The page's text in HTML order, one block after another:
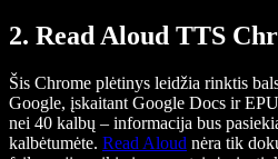
2. Read Aloud TTS
Šis Chrome plėtinys leidžia rinktis
Google, įskaitant Google Docs ir
nei 40 kalbų – informacija bus
kalbėtumėte. Read Aloud nėra tik